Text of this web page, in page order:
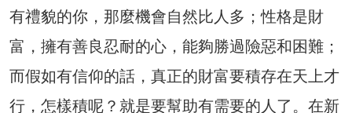
有禮貌的你，那麼機會自然比人多；性格是財
富，擁有善良忍耐的心，能夠勝過險惡和困難；
而假如有信仰的話，真正的財富要積存在天上才
行，怎樣積呢？就是要幫助有需要的人了。在新